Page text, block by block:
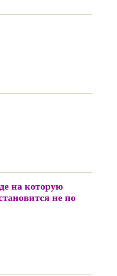
на которую
не по